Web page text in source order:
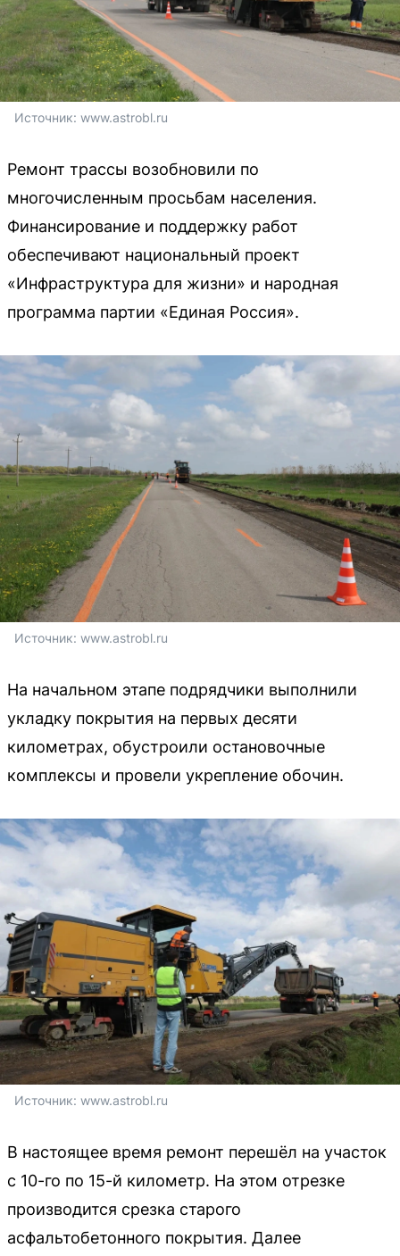
Источник: www.astrobl.ru
Ремонт трассы возобновили по
многочисленным просьбам населения.
Финансирование и поддержку работ
обеспечивают национальный проект
«Инфраструктура для жизни» и народная
программа партии «Единая Россия».
Источник: www.astrobl.ru
На начальном этапе подрядчики выполнили
укладку покрытия на первых десяти
километрах, обустроили остановочные
комплексы и провели укрепление обочин.
Источник: www.astrobl.ru
В настоящее время ремонт перешёл на участок
с 10-го по 15-й километр. На этом отрезке
производится срезка старого
асфальтобетонного покрытия. Далее